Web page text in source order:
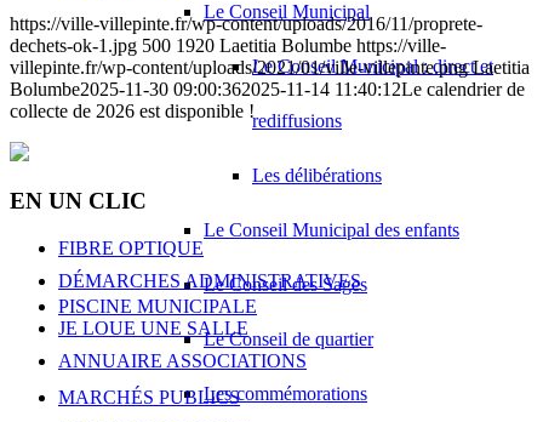
Le Conseil Municipal
Le Conseil Municipal : direct et
rediffusions
Les délibérations
Le Conseil Municipal des enfants
Le Conseil des Sages
Le Conseil de quartier
Les commémorations
https://ville-villepinte.fr/wp-content/uploads/2016/11/proprete-
dechets-ok-1.jpg 500 1920 Laetitia Bolumbe https://ville-
villepinte.fr/wp-content/uploads/2021/01/ville-villepinte.png Laetitia
Bolumbe2025-11-30 09:00:362025-11-14 11:40:12Le calendrier de
collecte de 2026 est disponible !
EN UN CLIC
FIBRE OPTIQUE
DÉMARCHES ADMINISTRATIVES
PISCINE MUNICIPALE
JE LOUE UNE SALLE
ANNUAIRE ASSOCIATIONS
MARCHÉS PUBLICS